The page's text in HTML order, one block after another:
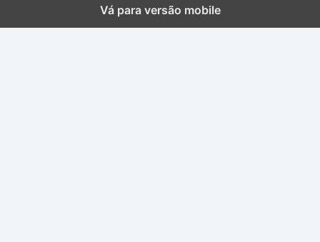
Vá para versão mobile